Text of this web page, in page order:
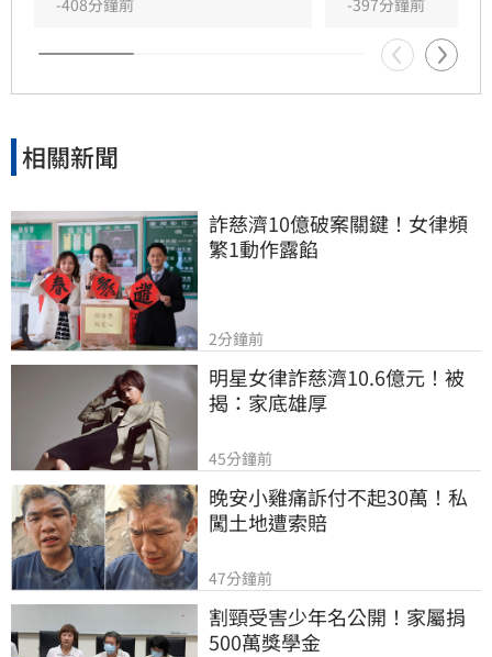
相關新聞
詐慈濟10億破案關鍵！女律頻
繁1動作露餡
2分鐘前
明星女律詐慈濟10.6億元！被
揭：家底雄厚
45分鐘前
晚安小雞痛訴付不起30萬！私
闖土地遭索賠
47分鐘前
割頸受害少年名公開！家屬捐
500萬獎學金